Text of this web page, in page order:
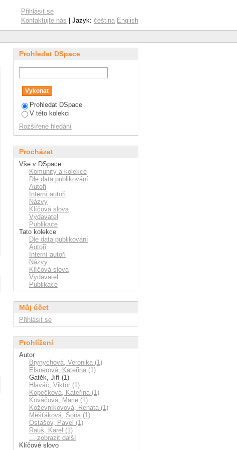
Přihlásit se
Kontaktujte nás | Jazyk: čeština English
Prohledat DSpace
Prohledat DSpace
V této kolekci
Rozšířené hledání
Procházet
Vše v DSpace
Komunity a kolekce
Dle data publikování
Autoři
Interní autoři
Názvy
Klíčová slova
Vydavatel
Publikace
Tato kolekce
Dle data publikování
Autoři
Interní autoři
Názvy
Klíčová slova
Vydavatel
Publikace
Můj účet
Přihlásit se
Prohlížení
Autor
Brynychová, Veronika (1)
Elsnerová, Kateřina (1)
Gatěk, Jiří (1)
Hlaváč, Viktor (1)
Kopečková, Kateřina (1)
Kováčová, Marie (1)
Koževníkovová, Renata (1)
Měšťáková, Soňa (1)
Ostašov, Pavel (1)
Rauš, Karel (1)
... zobrazit další
Klíčové slovo